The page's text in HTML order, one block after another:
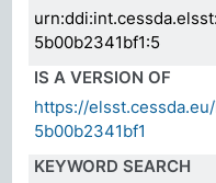
5b00b2341bf1:5
IS A VERSION OF
https://
5b00b2341bf1
KEYWORD SEARCH